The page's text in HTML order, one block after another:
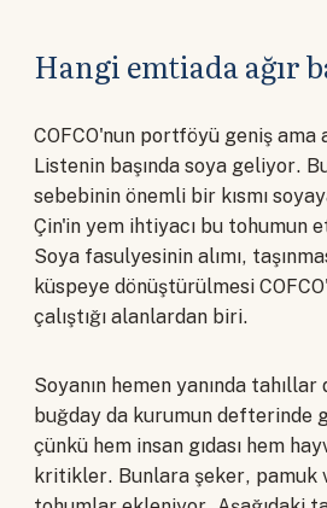
Hangi emtiada ağır
COFCO'nun portföyü geniş ama
Listenin başında soya geliyor.
sebebinin önemli bir kısmı
Çin'in yem ihtiyacı bu tohumun
Soya fasulyesinin alımı,
küspeye dönüştürülmesi
çalıştığı alanlardan biri.
Soyanın hemen yanında tahıllar
buğday da kurumun defterinde
çünkü hem insan gıdası hem
kritikler. Bunlara şeker, pamuk